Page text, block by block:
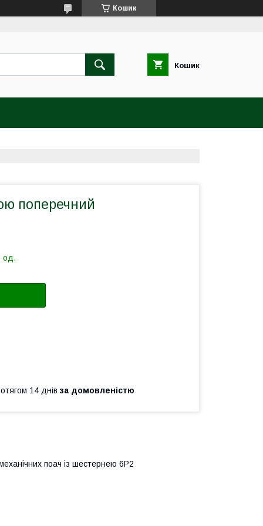
Кошик
Кошик
поперечний
од.
14 днів за домовленістю
поач із шестернею 6Р2